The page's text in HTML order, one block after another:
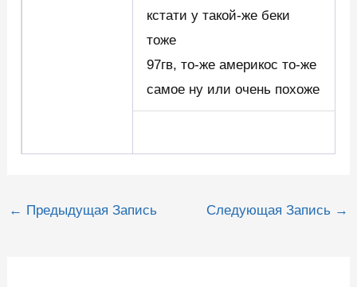
кстати у такой-же беки
тоже
97гв, то-же америкос то-же
самое ну или очень похоже
Навигация
← Предыдущая Запись Следующая Запись →